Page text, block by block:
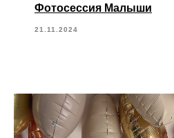
Фотосессия Малыши
21.11.2024